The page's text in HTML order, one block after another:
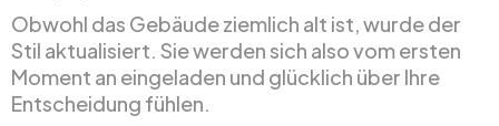
Obwohl das Gebäude ziemlich alt ist, wurde der
Stil aktualisiert. Sie werden sich also vom ersten
Moment an eingeladen und glücklich über Ihre
Entscheidung fühlen.